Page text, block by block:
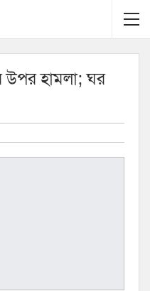
উপর হামলা; ঘর